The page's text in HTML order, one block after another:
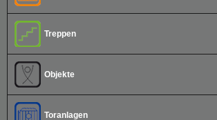
Treppen
Objekte
Toranlagen